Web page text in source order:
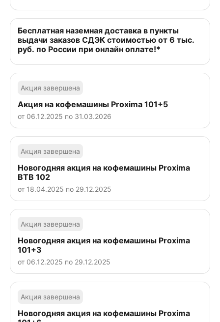
Бесплатная наземная доставка в пункты
выдачи заказов СДЭК стоимостью от 6 тыс.
руб. по России при онлайн оплате!*
Акция завершена
Акция на кофемашины Proxima 101+5
от 06.12.2025 по 31.03.2026
Акция завершена
Новогодняя акция на кофемашины Proxima
BTB 102
от 18.04.2025 по 29.12.2025
Акция завершена
Новогодняя акция на кофемашины Proxima
101+3
от 06.12.2025 по 29.12.2025
Акция завершена
Новогодняя акция на кофемашины Proxima